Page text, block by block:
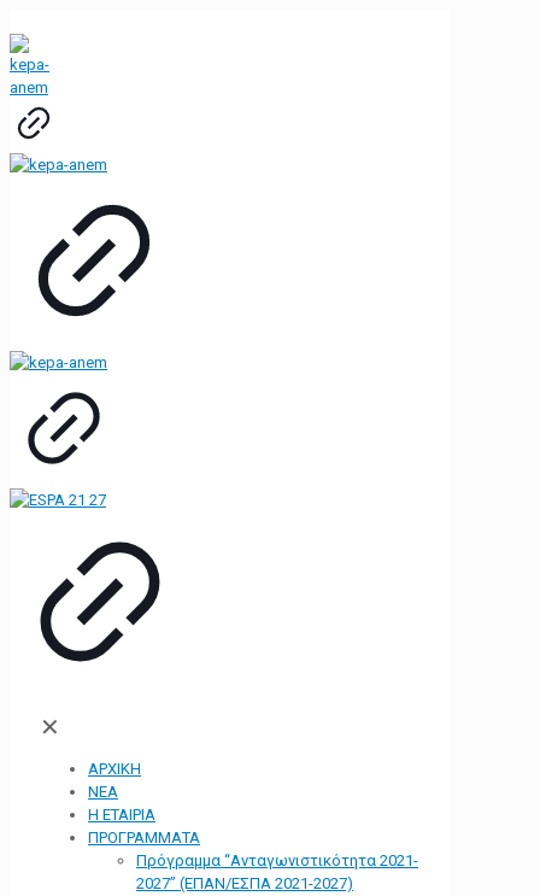
✕
ΑΡΧΙΚΗ
ΝΕΑ
Η ΕΤΑΙΡΙΑ
ΠΡΟΓΡΑΜΜΑΤΑ
Πρόγραμμα “Ανταγωνιστικότητα 2021-
2027” (ΕΠΑΝ/ΕΣΠΑ 2021-2027)